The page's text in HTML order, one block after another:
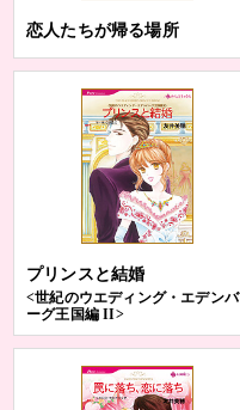
恋人たちが帰る場所
プリンスと結婚
<世紀のウエディング・エデンバ
ーグ王国編 II>